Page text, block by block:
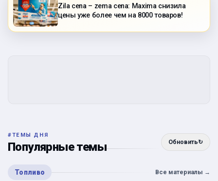
Zila cena – zema cena: Maxima снизила
цены уже более чем на 8000 товаров!
#ТЕМЫ ДНЯ
Популярные темы Обновить↻
Топливо Все материалы →